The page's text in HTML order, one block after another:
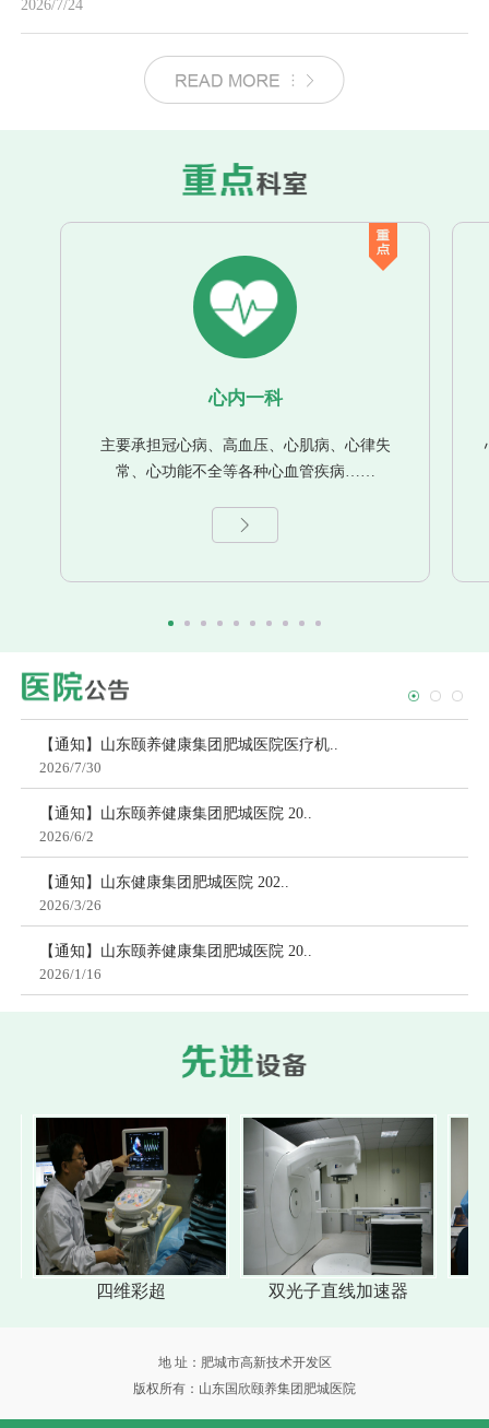
2026/7/24
心内一科
主要承担冠心病、高血压、心肌病、心律失
常、心功能不全等各种心血管疾病……
【通知】山东颐养健康集团肥城医院医疗机..
2026/7/30
【通知】山东颐养健康集团肥城医院 20..
2026/6/2
【通知】山东健康集团肥城医院 202..
2026/3/26
【通知】山东颐养健康集团肥城医院 20..
2026/1/16
四维彩超 双光子直线加速器
地 址：肥城市高新技术开发区
版权所有：山东国欣颐养集团肥城医院